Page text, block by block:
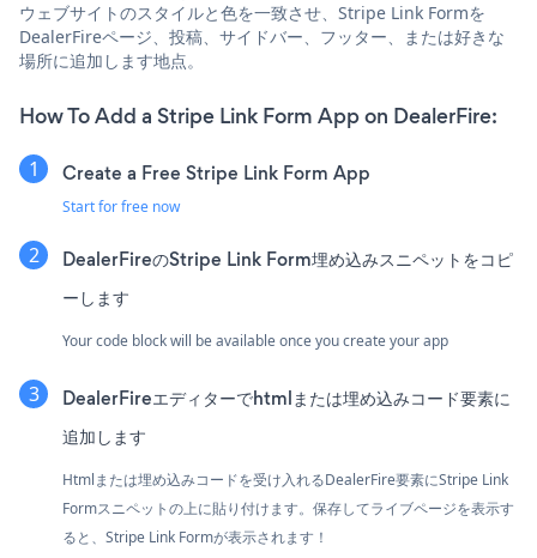
ウェブサイトのスタイルと色を一致させ、Stripe Link Formを
DealerFireページ、投稿、サイドバー、フッター、または好きな
場所に追加します地点。
How To Add a Stripe Link Form App on DealerFire:
Create a Free Stripe Link Form App
Start for free now
DealerFireのStripe Link Form埋め込みスニペットをコピ
ーします
Your code block will be available once you create your app
DealerFireエディターでhtmlまたは埋め込みコード要素に
追加します
Htmlまたは埋め込みコードを受け入れるDealerFire要素にStripe Link
Formスニペットの上に貼り付けます。保存してライブページを表示す
ると、Stripe Link Formが表示されます！